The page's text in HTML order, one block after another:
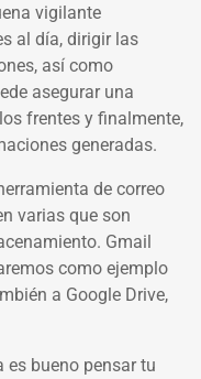
vigilante
al día, dirigir las
así como
asegurar una
frentes y finalmente,
generadas.
de correo
varias que son
Gmail
como ejemplo
a Google Drive,
es bueno pensar tu